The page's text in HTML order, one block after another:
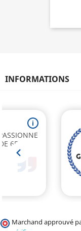
INFORMATIONS
Marchand approuvé